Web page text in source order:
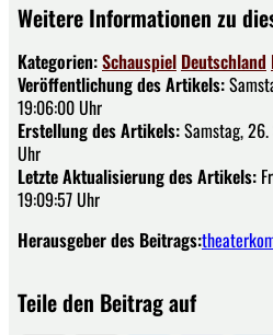
Weitere Informationen zu
Kategorien:Schauspiel Deutschland
Veröffentlichung des Artikels:
19:06:00 Uhr
Erstellung des Artikels:Samstag,
Uhr
Letzte Aktualisierung des Artikels:
19:09:57 Uhr
Herausgeber des Beitrags:
Teile den Beitrag auf